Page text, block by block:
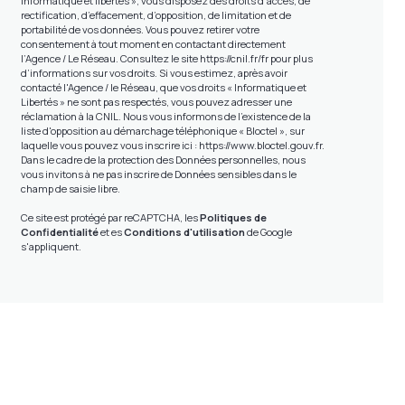
rectification, d’effacement, d’opposition, de limitation et de
portabilité de vos données. Vous pouvez retirer votre
consentement à tout moment en contactant directement
l’Agence / Le Réseau. Consultez le site https://cnil.fr/frpour plus
d’informations sur vos droits. Si vous estimez, après avoir
contacté l'Agence / le Réseau, que vos droits « Informatique et
Libertés » ne sont pas respectés, vous pouvez adresser une
réclamation à la CNIL. Nous vous informons de l’existence de la
liste d'opposition au démarchage téléphonique « Bloctel », sur
laquelle vous pouvez vous inscrire ici : https://www.bloctel.gouv.fr.
Dans le cadre de la protection des Données personnelles, nous
vous invitons à ne pas inscrire de Données sensibles dans le
champ de saisie libre.
Ce site est protégé par reCAPTCHA, lesPolitiques de
Confidentialitéet esConditions d'utilisationde Google
s'appliquent.